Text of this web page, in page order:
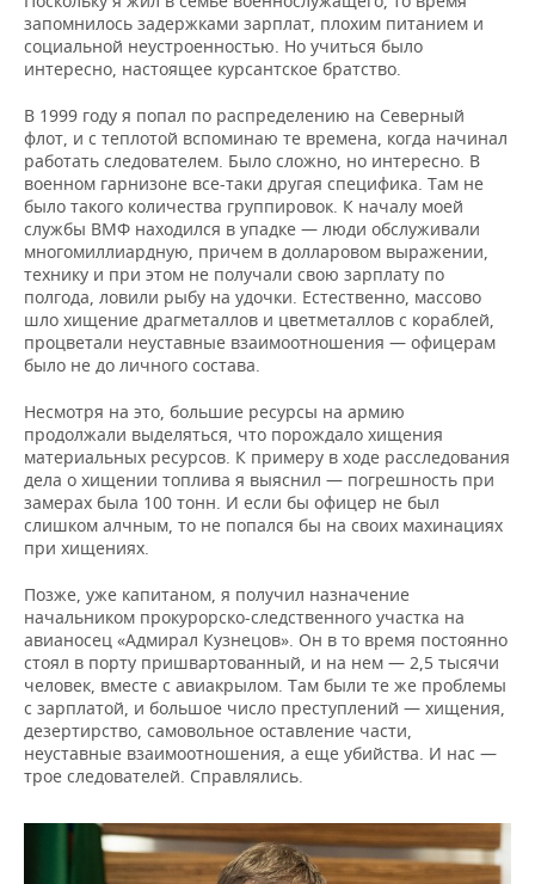
запомнилось задержками зарплат, плохим питанием и
социальной неустроенностью. Но учиться было
интересно, настоящее курсантское братство.
В 1999 году я попал по распределению на Северный
флот, и с теплотой вспоминаю те времена, когда начинал
работать следователем. Было сложно, но интересно. В
военном гарнизоне все-таки другая специфика. Там не
было такого количества группировок. К началу моей
службы ВМФ находился в упадке — люди обслуживали
многомиллиардную, причем в долларовом выражении,
технику и при этом не получали свою зарплату по
полгода, ловили рыбу на удочки. Естественно, массово
шло хищение драгметаллов и цветметаллов с кораблей,
процветали неуставные взаимоотношения — офицерам
было не до личного состава.
Несмотря на это, большие ресурсы на армию
продолжали выделяться, что порождало хищения
материальных ресурсов. К примеру в ходе расследования
дела о хищении топлива я выяснил — погрешность при
замерах была 100 тонн. И если бы офицер не был
слишком алчным, то не попался бы на своих махинациях
при хищениях.
Позже, уже капитаном, я получил назначение
начальником прокурорско-следственного участка на
авианосец «Адмирал Кузнецов». Он в то время постоянно
стоял в порту пришвартованный, и на нем — 2,5 тысячи
человек, вместе с авиакрылом. Там были те же проблемы
с зарплатой, и большое число преступлений — хищения,
дезертирство, самовольное оставление части,
неуставные взаимоотношения, а еще убийства. И нас —
трое следователей. Справлялись.